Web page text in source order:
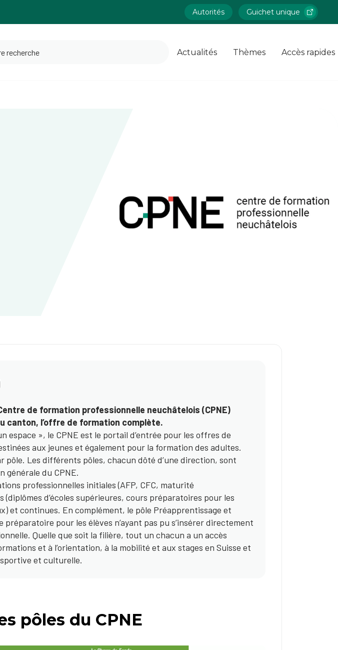
Autorités Guichet unique
Actualités Thèmes Accès rapides
de formation professionnelle neuchâtelois (CPNE)
canton, l’offre de formation complète.
espace », le CPNE est le portail d’entrée pour les offres de
aux jeunes et également pour la formation des adultes.
pôle. Les différents pôles, chacun dôté d’une direction, sont
générale du CPNE.
professionnelles initiales (AFP, CFC, maturité
(diplômes d’écoles supérieures, cours préparatoires pour les
et continues. En complément, le pôle Préapprentissage et
pour les élèves n’ayant pas pu s’insérer directement
Quelle que soit la filière, tout un chacun a un accès
et à l’orientation, à la mobilité et aux stages en Suisse et
sportive et culturelle.
pôles du CPNE